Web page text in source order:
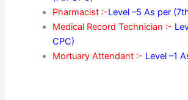
Pharmacist :-Level –5 As per
Medical Record Technician :-
CPC)
Mortuary Attendant :- Level –1